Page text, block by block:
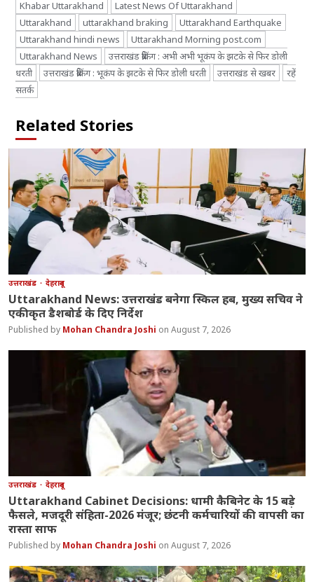
Khabar Uttarakhand
Latest News Of Uttarakhand
Uttarakhand
uttarakhand braking
Uttarakhand Earthquake
Uttarakhand hindi news
Uttarakhand Morning post.com
Uttarakhand News
उत्तराखंड ब्रेकिंग : अभी अभी भूकंप के झटके से फिर डोली
धरती
उत्तराखंड ब्रेकिंग : भूकंप के झटके से फिर डोली धरती उत्तराखंड से खबर
रहें
सतर्क
Related Stories
उत्तराखंड देहरादून
Uttarakhand News: उत्तराखंड बनेगा स्किल हब, मुख्य सचिव ने
एकीकृत डैशबोर्ड के दिए निर्देश
Mohan Chandra Joshi August 7, 2026
उत्तराखंड देहरादून
Uttarakhand Cabinet Decisions: धामी कैबिनेट के 15 बड़े
फैसले, मजदूरी संहिता-2026 मंजूर; छंटनी कर्मचारियों की वापसी का
रास्ता साफ
Mohan Chandra Joshi August 7, 2026